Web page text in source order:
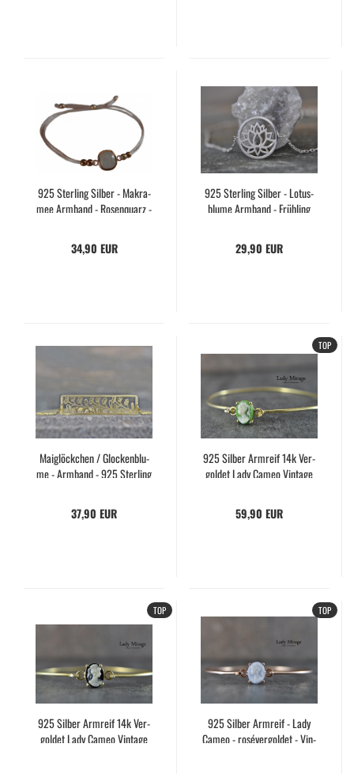
925 Ster­ling Sil­ber - Ma­kra­
mee Arm­band - Ro­sen­quarz -
trisch - Rosa - Ver­stell­bar -
Ge­schenk­idee
34,90 EUR
925 Ster­ling Sil­ber - Lo­tus­
blu­me Arm­band - Früh­ling
bol - Blü­ten - Flo­ral - Mi­ni­ma­
lis­tisch - Ge­schenk für Sie
29,90 EUR
Mai­glöck­chen / Glo­cken­blu­
me - Arm­band - 925 Ster­ling
schenk­idee für Sie - Mut­ter -
Freun­den
37,90 EUR
TOP
925 Sil­ber Arm­reif 14k Ver­
gol­det Lady Cameo Vin­ta­ge
schenk für Sie
59,90 EUR
TOP
925 Sil­ber Arm­reif 14k Ver­
gol­det Lady Cameo Vin­ta­ge
Ge­schenk für Sie
TOP
925 Sil­ber Arm­reif - Lady
Cameo - roséver­gol­det - Vin­
schenk für Sie